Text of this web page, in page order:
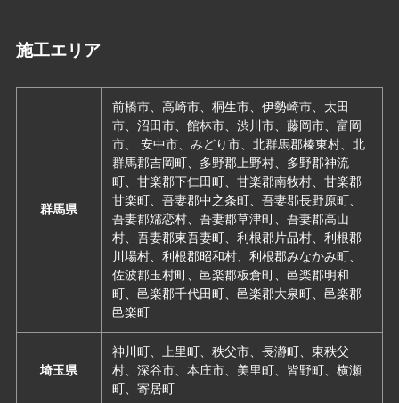
施工エリア
群馬県
前橋市、高崎市、桐生市、伊勢崎市、太田
市、沼田市、館林市、渋川市、藤岡市、富岡
市、 安中市、みどり市、北群馬郡榛東村、北
群馬郡吉岡町、多野郡上野村、多野郡神流
町、甘楽郡下仁田町、甘楽郡南牧村、甘楽郡
甘楽町、吾妻郡中之条町、吾妻郡長野原町、
吾妻郡嬬恋村、吾妻郡草津町、吾妻郡高山
村、吾妻郡東吾妻町、利根郡片品村、利根郡
川場村、利根郡昭和村、利根郡みなかみ町、
佐波郡玉村町、邑楽郡板倉町、邑楽郡明和
町、邑楽郡千代田町、邑楽郡大泉町、邑楽郡
邑楽町
埼玉県
神川町、上里町、秩父市、長瀞町、東秩父
村、深谷市、本庄市、美里町、皆野町、横瀬
町、寄居町